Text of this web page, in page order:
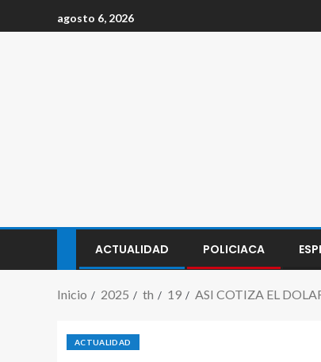
agosto 6, 2026
ACTUALIDAD POLICIACA
Inicio 2025 th 19 ASI COTIZA EL
ACTUALIDAD